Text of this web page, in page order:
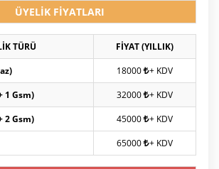
ÜYELİK FİYATLARI
TÜRÜ
FİYAT (YILLIK)
18000 + KDV
1 Gsm)
32000 + KDV
2 Gsm)
45000 + KDV
65000 + KDV